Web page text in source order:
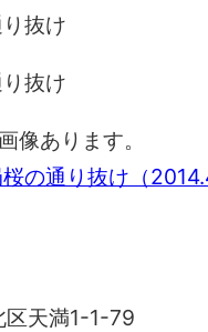
像あります。
区天満1-1-79